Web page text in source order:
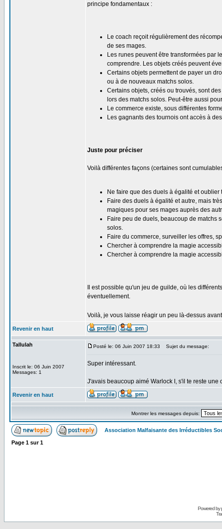
principe fondamentaux :
Le coach reçoit régulièrement des
de ses mages.
Les runes peuvent être transformées par
comprendre. Les objets créés peuvent
Certains objets permettent de payer un
ou à de nouveaux matchs solos.
Certains objets, créés ou trouvés, sont
lors des matchs solos. Peut-être aussi
Le commerce existe, sous différentes
Les gagnants des tournois ont accès à
Juste pour préciser
Voilà différentes façons (certaines sont
Ne faire que des duels à égalité et oublier
Faire des duels à égalité et autre, mais
magiques pour ses mages auprès des
Faire peu de duels, beaucoup de matchs
solos.
Faire du commerce, surveiller les offres,
Chercher à comprendre la magie
Chercher à comprendre la magie
Il est possible qu'un jeu de guilde, où les
éventuellement.
Voilà, je vous laisse réagir un peu là-dessus
Revenir en haut
Tallulah
Inscrit le: 06 Juin 2007
Messages: 1
Posté le: 06 Juin 2007 18:33 Sujet du message:
Super intéressant.
J'avais beaucoup aimé Warlock I, s'il te reste
Revenir en haut
Montrer les messages depuis:
Association Malfaisante des Irréductibles
Page 1 sur1
Powered by